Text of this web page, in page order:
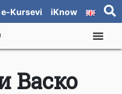
e-Kursevi iKnow
Васко